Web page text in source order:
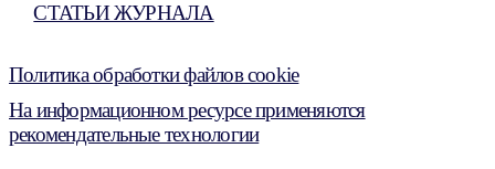
СТАТЬИ ЖУРНАЛА
Политика обработки файлов cookie
На информационном ресурсе применяются
рекомендательные технологии